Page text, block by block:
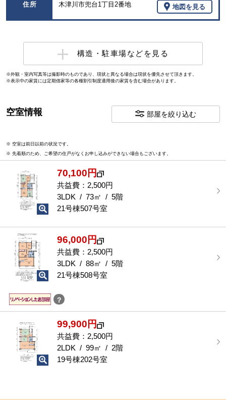
住所 木津川市兜台1丁目2番地 地図を見る
構造・駐車場などを見る
※外観・室内写真等は撮影時のものであり、現状と異なる場合は現状を優先させて頂きます。
※表示中の家賃には定期借家等の各種割引制度適用後の家賃を含む場合があります。
空室情報 部屋を絞り込む
※ 空室は前日以前の状況です。
※ 先着順のため、ご希望の住戸がなくお申し込みができない場合もございます。
70,100円
共益費：2,500円
3LDK / 73㎡ / 5階
21号棟507号室
96,000円
共益費：2,500円
3LDK / 88㎡ / 5階
21号棟508号室
？
99,900円
共益費：2,500円
2LDK / 99㎡ / 2階
19号棟202号室